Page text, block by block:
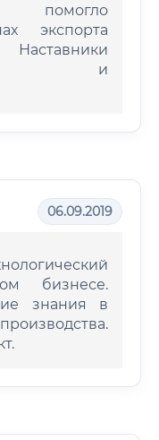
помогло
экспорта
и
06.09.2019
бизнесе.
знания в